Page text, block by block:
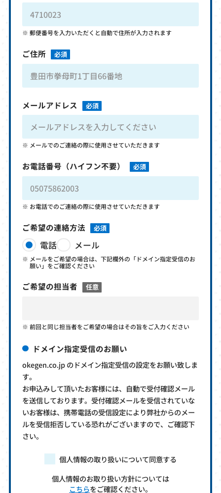
郵便番号を入力いただくと自動で住所が入力されます
ご住所 必須
メールアドレス 必須
メールでのご連絡の際に使用させていただきます
お電話番号 （ハイフン不要） 必須
お電話でのご連絡の際に使用させていただきます
ご希望の連絡方法 必須
電話 メール
メールをご希望の場合は、下記欄外の「ドメイン指定受信のお
願い」をご確認ください
ご希望の担当者 任意
前回と同じ担当者をご希望の場合はその旨をご入力ください
ドメイン指定受信のお願い
okegen.co.jp のドメイン指定受信の設定をお願い致しま
す。
お申込みして頂いたお客様には、自動で受付確認メール
を送信しております。受付確認メールを受信されていな
いお客様は、携帯電話の受信設定により弊社からのメー
ルを受信拒否している恐れがございますので、ご確認下
さい。
個人情報の取り扱いについて同意する
個人情報のお取り扱い方針については
こちらをご確認ください。